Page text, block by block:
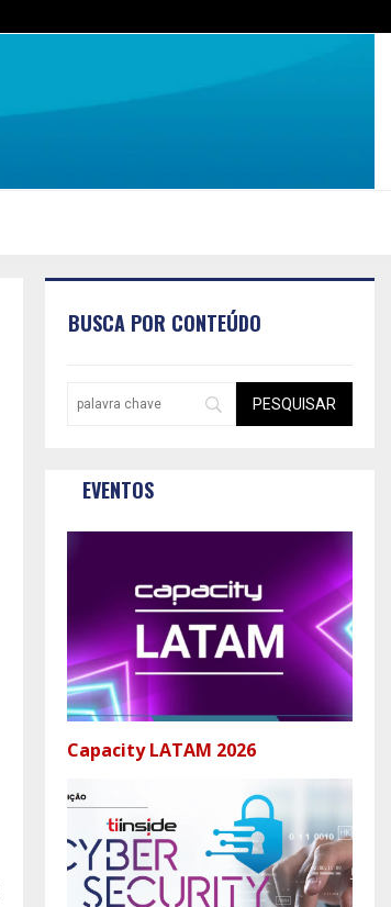
BUSCA POR CONTEÚDO
EVENTOS
Capacity LATAM 2026